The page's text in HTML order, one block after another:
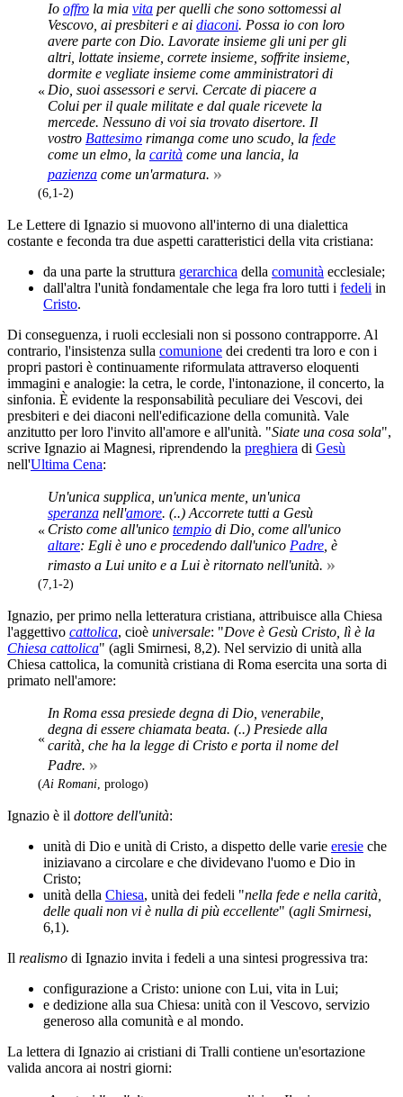
«
Io offro la mia vita per quelli che sono sottomessi al
Vescovo, ai presbiteri e ai diaconi. Possa io con loro
avere parte con Dio. Lavorate insieme gli uni per gli
altri, lottate insieme, correte insieme, soffrite insieme,
dormite e vegliate insieme come amministratori di
Dio, suoi assessori e servi. Cercate di piacere a
Colui per il quale militate e dal quale ricevete la
mercede. Nessuno di voi sia trovato disertore. Il
vostro Battesimo rimanga come uno scudo, la fede
come un elmo, la carità come una lancia, la
pazienza come un'armatura. »
(6,1-2)
Le Lettere di Ignazio si muovono all'interno di una dialettica
costante e feconda tra due aspetti caratteristici della vita cristiana:
da una parte la struttura gerarchica della comunità ecclesiale;
dall'altra l'unità fondamentale che lega fra loro tutti i fedeli in
Cristo.
Di conseguenza, i ruoli ecclesiali non si possono contrapporre. Al
contrario, l'insistenza sulla comunione dei credenti tra loro e con i
propri pastori è continuamente riformulata attraverso eloquenti
immagini e analogie: la cetra, le corde, l'intonazione, il concerto, la
sinfonia. È evidente la responsabilità peculiare dei Vescovi, dei
presbiteri e dei diaconi nell'edificazione della comunità. Vale
anzitutto per loro l'invito all'amore e all'unità. "Siate una cosa sola",
scrive Ignazio ai Magnesi, riprendendo la preghiera di Gesù
nell'Ultima Cena:
«
Un'unica supplica, un'unica mente, un'unica
speranza nell'amore. (..) Accorrete tutti a Gesù
Cristo come all'unico tempio di Dio, come all'unico
altare: Egli è uno e procedendo dall'unico Padre , è
rimasto a Lui unito e a Lui è ritornato nell'unità. »
(7,1-2)
Ignazio, per primo nella letteratura cristiana, attribuisce alla Chiesa
l'aggettivo cattolica, cioè universale: "Dove è Gesù Cristo, lì è la
Chiesa cattolica" (agli Smirnesi, 8,2). Nel servizio di unità alla
Chiesa cattolica, la comunità cristiana di Roma esercita una sorta di
primato nell'amore:
«
In Roma essa presiede degna di Dio, venerabile,
degna di essere chiamata beata. (..) Presiede alla
carità, che ha la legge di Cristo e porta il nome del
Padre. »
(Ai Romani , prologo)
Ignazio è il dottore dell'unità:
unità di Dio e unità di Cristo, a dispetto delle varie eresie che
iniziavano a circolare e che dividevano l'uomo e Dio in
Cristo;
unità della Chiesa, unità dei fedeli "nella fede e nella carità,
delle quali non vi è nulla di più eccellente" (agli Smirnesi,
6,1).
Il realismo di Ignazio invita i fedeli a una sintesi progressiva tra:
configurazione a Cristo: unione con Lui, vita in Lui;
e dedizione alla sua Chiesa: unità con il Vescovo, servizio
generoso alla comunità e al mondo.
La lettera di Ignazio ai cristiani di Tralli contiene un'esortazione
valida ancora ai nostri giorni: